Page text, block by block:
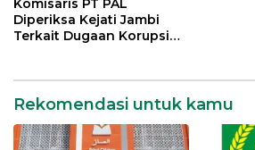
Komisaris PT PAL
Diperiksa Kejati Jambi
Terkait Dugaan Korupsi
Rekomendasi untuk kamu